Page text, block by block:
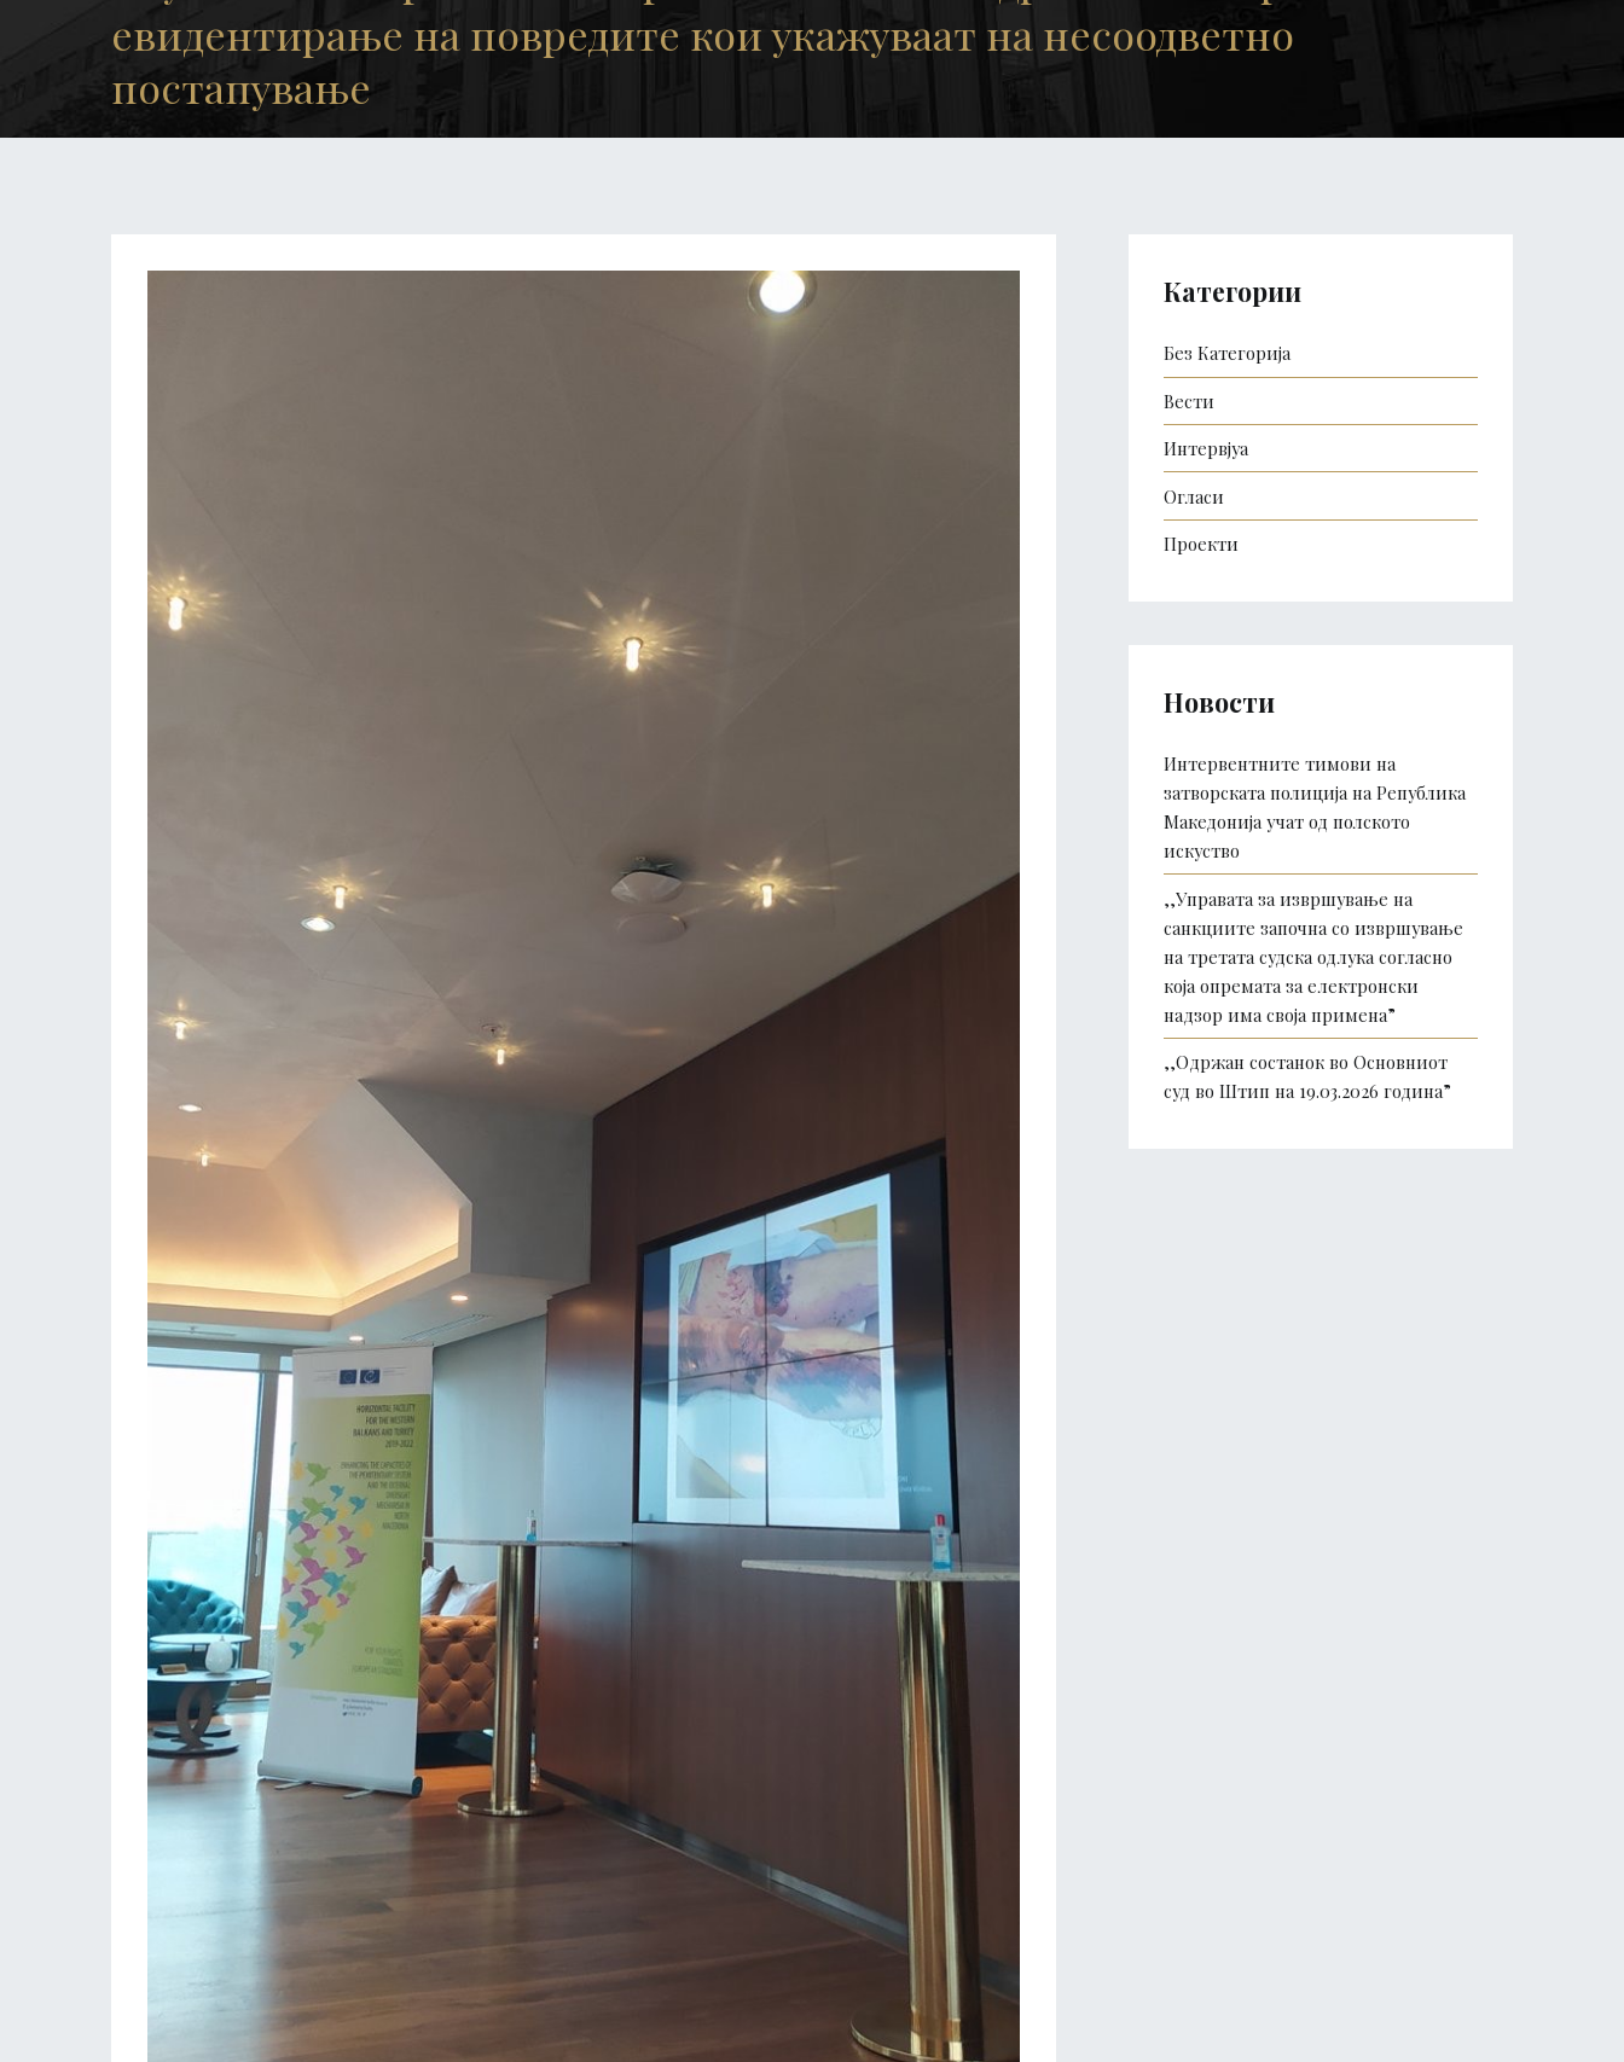
евидентирање на повредите кои укажуваат на несоодветно
постапување
Категории
Без Категорија
Вести
Интервјуа
Огласи
Проекти
Новости
Интервентните тимови на
затворската полиција на Република
Македонија учат од полското
искуство
,,Управата за извршување на
санкциите започна со извршување
на третата судска одлука согласно
која опремата за електронски
надзор има своја примена”
,,Одржан состанок во Основниот
суд во Штип на 19.03.2026 година”